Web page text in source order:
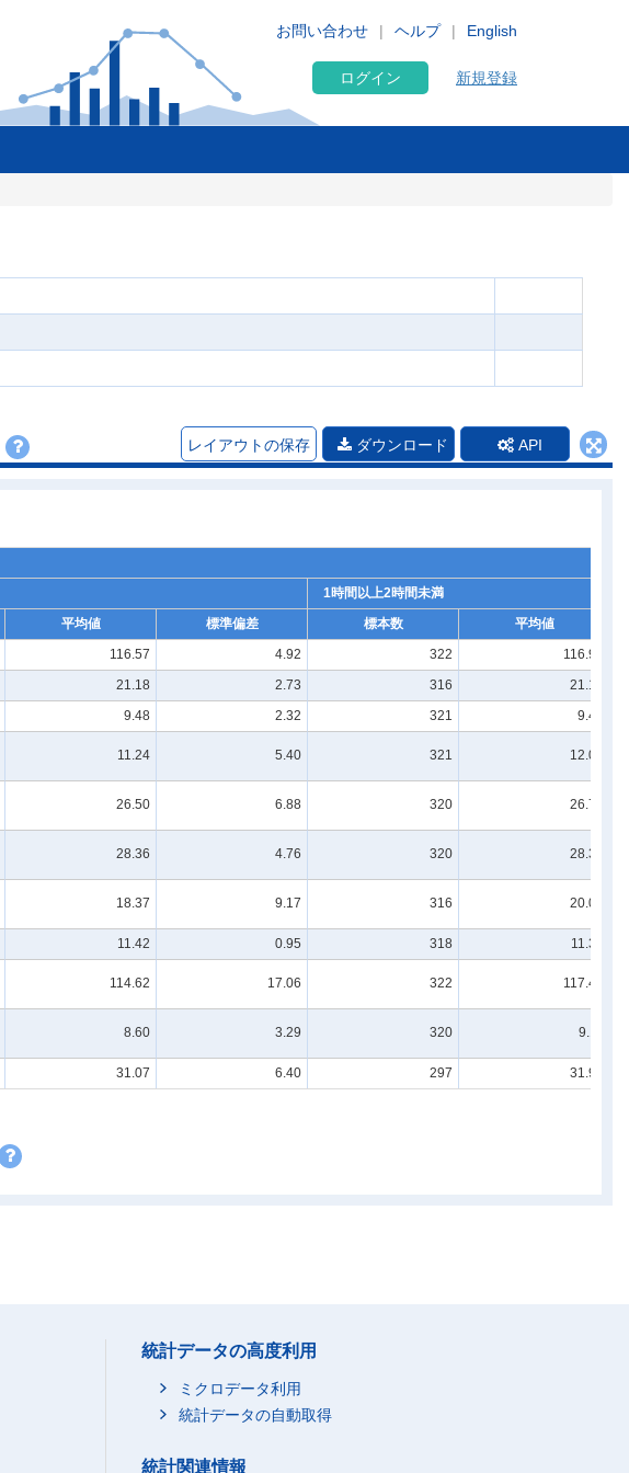
English
お問い合わせ ヘルプ
ログイン 新規登録
レイアウトの保存 ダウンロード API
1時間以上2時間未満
平均値 標準偏差 標本数
平均値
116.57 4.92 322
116.99
21.18 2.73 316
21.18
9.48 2.32 321
9.40
11.24 5.40 321 12.02
26.50 6.88 320 26.73
28.36 4.76 320 28.30
18.37 9.17 316 20.08
11.42 0.95 318
11.32
114.62 17.06 322 117.44
8.60 3.29 320 9.11
31.07 6.40 297 31.97
統計データの高度利用
ミクロデータ利用
統計データの自動取得
統計関連情報